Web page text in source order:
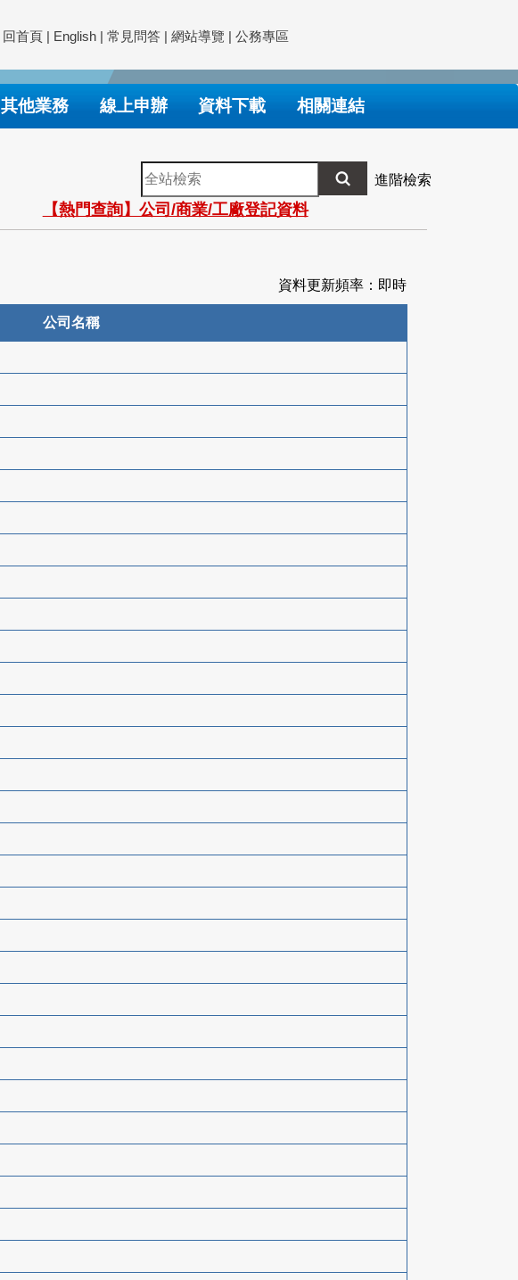
回首頁 | English | 常見問答 | 網站導覽 | 公務專區
其他業務 線上申辦 資料下載 相關連結
全
站
檢
索
進階檢索
【熱門查詢】公司/商業/工廠登記資料
資料更新頻率：即時
公司名稱